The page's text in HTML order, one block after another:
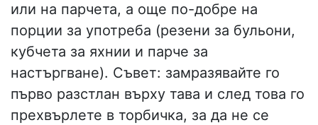
или на парчета, а още по-добре на
порции за употреба (резени за бульони,
кубчета за яхнии и парче за
настъргване). Съвет: замразявайте го
първо разстлан върху тава и след това го
прехвърлете в торбичка, за да не се